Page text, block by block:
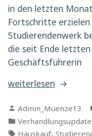
in den letzten
Fortschritte
Studierendenwerk
die seit Ende letzten
Geschäftsführerin
„Neues
unseren
Verhandlungen“
weiterlesen
Verfasst
von
Admin_Muenze13
Veröffentlicht
in
Schlagwörter:
Hauskauf,